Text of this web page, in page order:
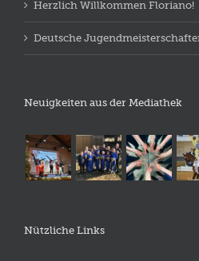
Herzlich Willkommen Floriano!
Deutsche
Neuigkeiten aus der Mediathek
Nützliche Links